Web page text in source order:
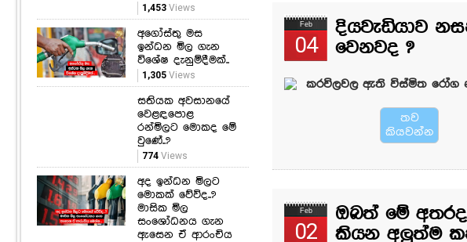
Feb
04
දියවැඩියාව
වෙනවද ?
කරවිලවල ඇති විස්මිත රෝග
තව
කියවන්න
Feb
02
ඔබත් මේ
කියන අලුත්ම
1,453Views
අගෝස්තු මස
ඉන්ධන මිල ගැන
විශේෂ දැනුම්දීමක්..
1,305Views
සතියක අවසානයේ
වෙළඳපොළ
රන්මිලට මොකද මේ
වුණේ..?
774Views
අද ඉන්ධන මිලට
මොකක් වේවිද..?
මාසික මිල
සංශෝධනය ගැන
ඇසෙන ඒ ආරංචිය